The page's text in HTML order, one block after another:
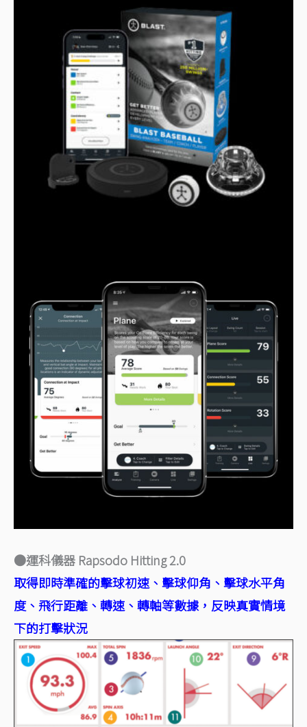
●運科儀器 Rapsodo Hitting 2.0
取得即時準確的擊球初速、擊球仰角、擊球水平角
度、飛行距離、轉速、轉軸等數據，反映真實情境
下的打擊狀況